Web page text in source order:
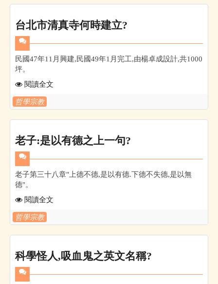
台北市清真寺何時建立?
民國47年11月興建,民國49年1月完工,由楊卓成設計,共1000
坪。
閱讀全文
哲學宗教
老子:是以有德之上一句?
老子第三十八章"上德不德,是以有德.下德不失德,是以無
德"。
閱讀全文
哲學宗教
科學怪人,吸血鬼之英文名稱?